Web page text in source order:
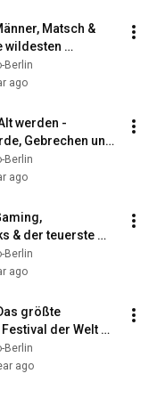
Matsch &
wildesten
Welt #Podcast
Berlin
ago
werden -
Gebrechen und
#alter #podcast
Berlin
ago
& der teuerste
Zeiten
Berlin
ago
größte
der Welt
#Podcast
Berlin
ago